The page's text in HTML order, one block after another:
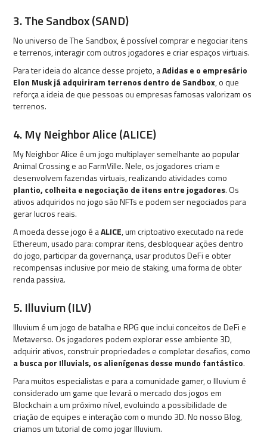
3. The Sandbox (SAND)
No universo de The Sandbox, é possível comprar e negociar itens
e terrenos, interagir com outros jogadores e criar espaços virtuais.
Para ter ideia do alcance desse projeto, aAdidas e o empresário
Elon Musk já adquiriram terrenos dentro de Sandbox, o que
reforça a ideia de que pessoas ou empresas famosas valorizam os
terrenos.
4. My Neighbor Alice (ALICE)
My Neighbor Alice é um jogo multiplayer semelhante ao popular
Animal Crossing e ao FarmVille. Nele, os jogadores criam e
desenvolvem fazendas virtuais, realizando atividades como
plantio, colheita e negociação de itens entre jogadores. Os
ativos adquiridos no jogo são NFTs e podem ser negociados para
gerar lucros reais.
A moeda desse jogo é aALICE, um criptoativo executado na rede
Ethereum, usado para: comprar itens, desbloquear ações dentro
do jogo, participar da governança, usar produtos DeFi e obter
recompensas inclusive por meio de staking, uma forma de obter
renda passiva.
5. Illuvium (ILV)
Illuvium é um jogo de batalha e RPG que inclui conceitos de DeFi e
Metaverso. Os jogadores podem explorar esse ambiente 3D,
adquirir ativos, construir propriedades e completar desafios, como
a busca por Illuvials, os alienígenas desse mundo fantástico.
Para muitos especialistas e para a comunidade gamer, o Illuvium é
considerado um game que levará o mercado dos jogos em
Blockchain a um próximo nível, evoluindo a possibilidade de
criação de equipes e interação com o mundo 3D. No nosso Blog,
criamos um tutorial de como jogar Illuvium.